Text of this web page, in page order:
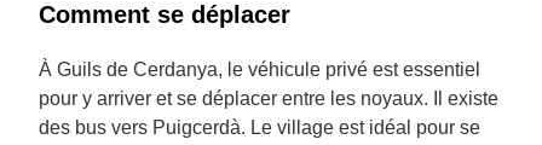
Comment se déplacer
À Guils de Cerdanya, le véhicule privé est essentiel
pour y arriver et se déplacer entre les noyaux. Il existe
des bus vers Puigcerdà. Le village est idéal pour se